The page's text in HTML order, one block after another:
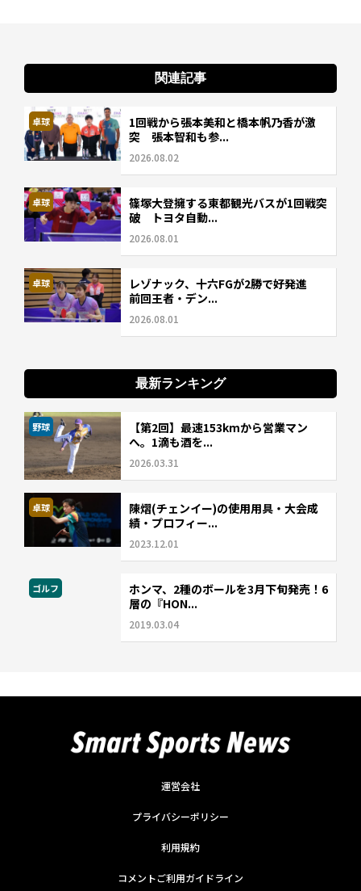
関連記事
卓球
1回戦から張本美和と橋本帆乃香が激
突 張本智和も参...
2026.08.02
卓球
篠塚大登擁する東都観光バスが1回戦突
破 トヨタ自動...
2026.08.01
卓球
レゾナック、十六FGが2勝で好発進
前回王者・デン...
2026.08.01
最新ランキング
野球
【第2回】最速153kmから営業マン
へ。1滴も酒を...
2026.03.31
卓球
陳熠(チェンイー)の使用用具・大会成
績・プロフィー...
2023.12.01
ゴルフ
ホンマ、2種のボールを3月下旬発売！6
層の『HON...
2019.03.04
運営会社
プライバシーポリシー
利用規約
コメントご利用ガイドライン